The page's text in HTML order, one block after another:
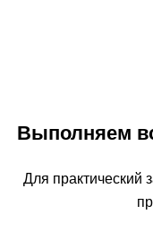
Выполняем
Для практический